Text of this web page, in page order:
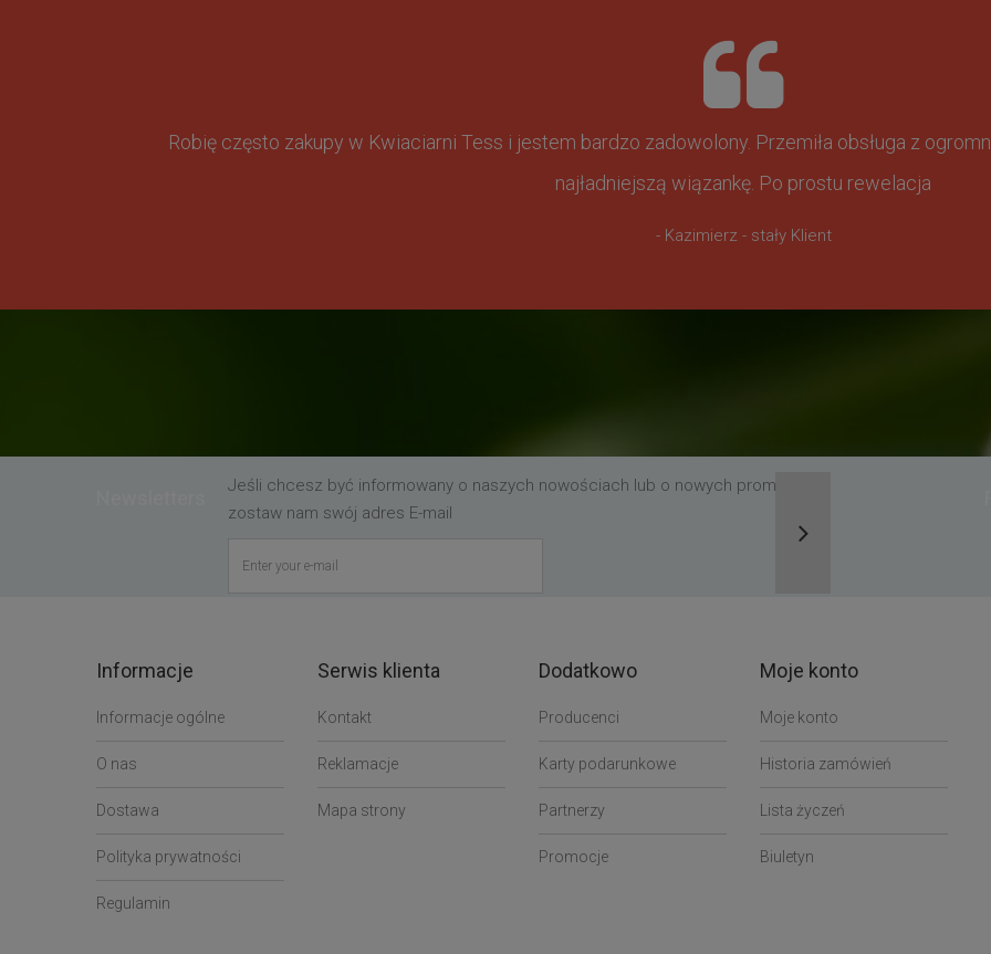
Robię często zakupy w Kwiaciarni Tess i jestem bardzo zadowolony. Przemiła obsługa z
najładniejszą wiązankę. Po prostu rewelacja
- Kazimierz - stały Klient
Jeśli chcesz być informowany o naszych nowościach lub o nowych promocjach,
zostaw nam swój adres E-mail
Informacje
Informacje ogólne
O nas
Dostawa
Polityka prywatności
Regulamin
Serwis klienta
Kontakt
Reklamacje
Mapa strony
Dodatkowo
Producenci
Karty podarunkowe
Partnerzy
Promocje
Moje konto
Moje konto
Historia zamówień
Lista życzeń
Biuletyn